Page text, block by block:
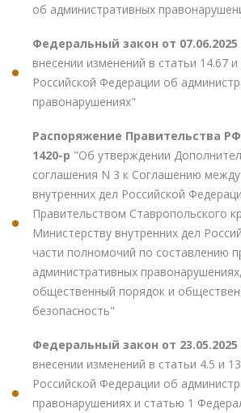
об административных
Федеральный закон от 07.06.2025
внесении изменений в статьи 14.67
Российской Федерации об
правонарушениях"
Распоряжение Правительства РФ
1420-р "Об утверждении
соглашения N 3 к Соглашению
внутренних дел Российской
Правительством Ставропольского
Министерству внутренних дел
части полномочий по составлению
административных
общественный порядок и
безопасность"
Федеральный закон от 23.05.2025
внесении изменений в статьи 4.5 и
Российской Федерации об
правонарушениях и статью 1